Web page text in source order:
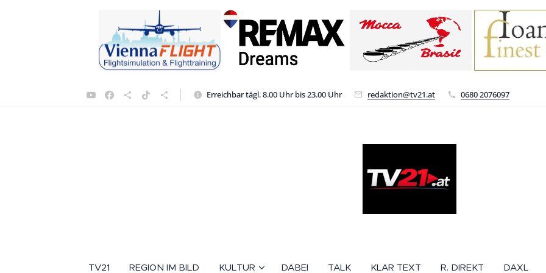
Erreichbar tägl. 8.00 Uhr bis 23.00 Uhr redaktion@tv21.at 0680 2076097
TV21 REGION IM BILD KULTUR DABEI TALK KLAR TEXT R. DIREKT DAXL